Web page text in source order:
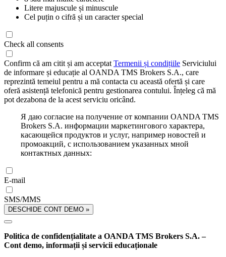
Litere majuscule și minuscule
Cel puțin o cifră și un caracter special
Check all consents
Confirm că am citit și am acceptat Termenii și condițiile Serviciului
de informare și educație al OANDA TMS Brokers S.A., care
reprezintă temeiul pentru a mă contacta cu această ofertă și care
oferă asistență telefonică pentru gestionarea contului. Înțeleg că mă
pot dezabona de la acest serviciu oricând.
Я даю согласие на получение от компании OANDA TMS
Brokers S.A. информации маркетингового характера,
касающейся продуктов и услуг, например новостей и
промоакций, с использованием указанных мной
контактных данных:
E-mail
SMS/MMS
DESCHIDE CONT DEMO »
Politica de confidențialitate a OANDA TMS Brokers S.A. –
Cont demo, informații și servicii educaționale